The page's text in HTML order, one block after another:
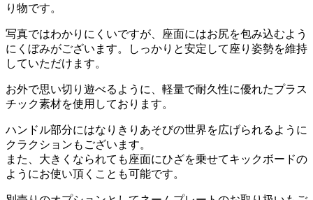
り物です。
写真ではわかりにくいですが、座面にはお尻を包み込むよう
にくぼみがございます。しっかりと安定して座り姿勢を維持
していただけます。
お外で思い切り遊べるように、軽量で耐久性に優れたプラス
チック素材を使用しております。
ハンドル部分にはなりきりあそびの世界を広げられるように
クラクションもございます。
また、大きくなられても座面にひざを乗せてキックボードの
ようにお使い頂くことも可能です。